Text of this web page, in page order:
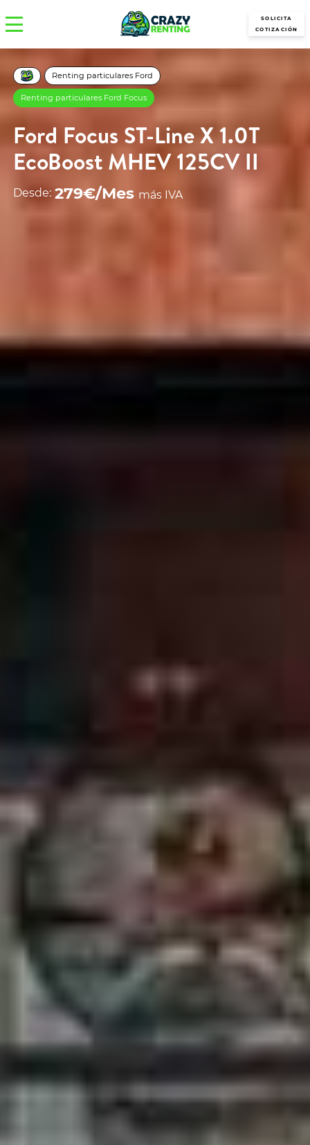
SOLICITA
COTIZACIÓN
Renting particulares Ford
Renting particulares Ford Focus
Ford Focus ST-Line X 1.0T
EcoBoost MHEV 125CV II
Desde: 279€/Mes más IVA